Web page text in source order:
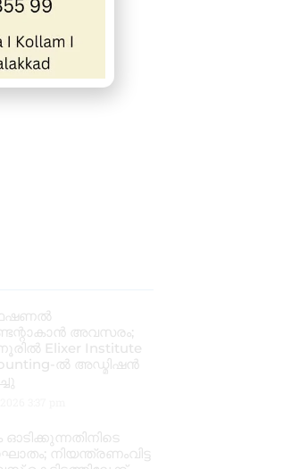
അവസരം;
Elixer Institute
ൽ അഡ്മിഷൻ
നിയന്ത്രണംവിട്ട